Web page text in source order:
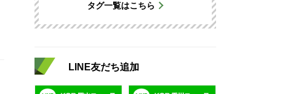
タグ一覧はこちら
LINE友だち追加